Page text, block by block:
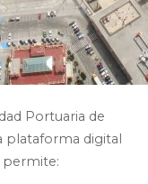
Portuaria de
plataforma digital
permite: